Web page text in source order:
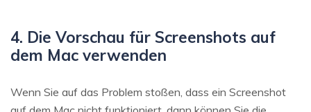
4. Die Vorschau für Screenshots auf
dem Mac verwenden
Wenn Sie auf das Problem stoßen, dass ein Screenshot